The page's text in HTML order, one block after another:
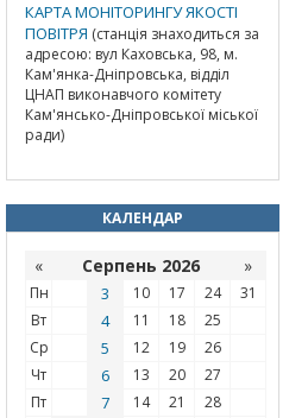
КАРТА МОНІТОРИНГУ ЯКОСТІ
ПОВІТРЯ (станція знаходиться за
адресою: вул Каховська, 98, м.
Кам'янка-Дніпровська, відділ
ЦНАП виконавчого комітету
Кам'янсько-Дніпровської міської
ради)
КАЛЕНДАР
« Серпень 2026 »
Пн 3 10 17 24
31
Вт
4 11 18
25
Ср
5 12 19
26
Чт
6 13 20
27
Пт
7 14 21
28